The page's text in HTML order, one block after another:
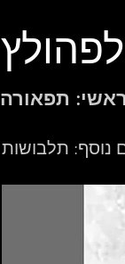
תפאורה
נוסף: תלבושות